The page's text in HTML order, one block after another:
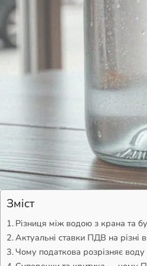
Зміст
Різниця між водою з крана та
Актуальні ставки ПДВ на різні
Чому податкова розрізняє воду